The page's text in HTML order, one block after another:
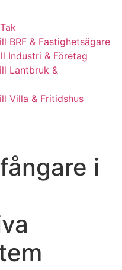
BRF & Fastighetsägare
Industri & Företag
Lantbruk &
Villa & Fritidshus
i